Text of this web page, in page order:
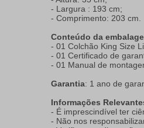
- Largura : 193 cm;
- Comprimento: 203 cm.
Conteúdo da
- 01 Colchão King Size
- 01 Certificado de
- 01 Manual de
Garantia: 1 ano de
Informações
- É imprescindível ter
- Não nos